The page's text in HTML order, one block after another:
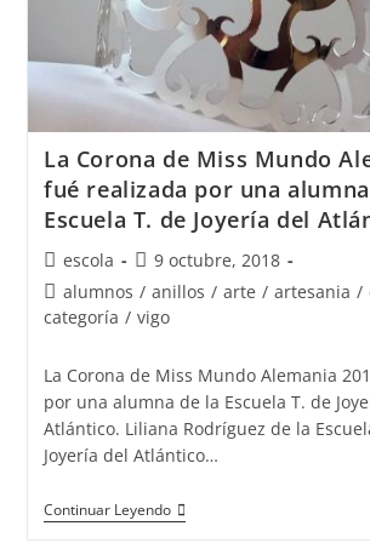
La Corona de Miss Mundo
fué realizada por una
Escuela T. de Joyería del
Autor
de
la
escola
Publicación
de
la
9 octubre, 2018
Categoría
de
entrada:
alumnos / anillos / arte / artesania /
categoría / vigo
La Corona de Miss Mundo Alemania
por una alumna de la Escuela T. de
Atlántico. Liliana Rodríguez de la
Joyería del Atlántico…
Continuar Leyendo
La